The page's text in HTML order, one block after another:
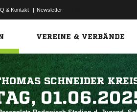
& Kontakt | Newsletter
VEREINE & VERBÄNDE
SCHNEIDER